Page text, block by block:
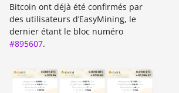
Bitcoin ont déjà été confirmés par
des utilisateurs d’EasyMining, le
dernier étant le bloc numéro
#895607.